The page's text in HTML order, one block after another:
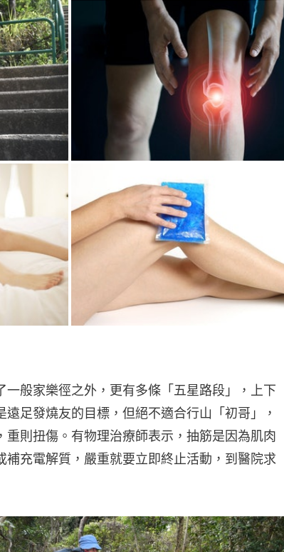
一般家樂徑之外，更有多條「五星路段」，上下
足發燒友的目標，但絕不適合行山「初哥」，
重則扭傷。有物理治療師表示，抽筋是因為肌肉
補充電解質，嚴重就要立即終止活動，到醫院求